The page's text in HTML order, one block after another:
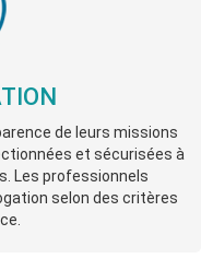
de leurs missions
et sécurisées à
Les professionnels
selon des critères